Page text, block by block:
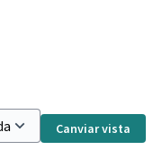
Canviar vista